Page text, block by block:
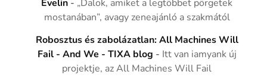
Evelin - „Dalok, amiket a legtöbbet pörgetek
mostanában”, avagy zeneajánló a szakmától
Robosztus és zabolázatlan: All Machines Will
Fail - And We - TIXA blog - Itt van iamyank új
projektje, az All Machines Will Fail